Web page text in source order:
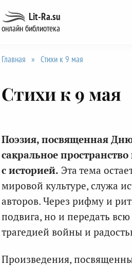
Lit-Ra.su
онлайн библиотека
Главная » Стихи к 9 мая
Стихи к 9 мая
Поэзия, посвященная
сакральное
с историей. Эта тема
мировой культуре, служа
авторов. Через рифму и
подвига, но и передать
трагедией войны и
Произведения,